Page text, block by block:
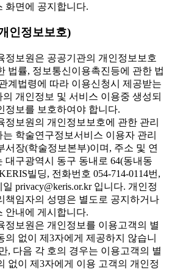
화면에 공지합니다.
인정보보호)
보원은 공공기관의 개인정보보호
법률, 정보통신이용촉진등에 관한 법
계법령에 따라 이용신청시 제공받는
의 개인정보 및 서비스 이용중 생성되
정보를 보호하여야 합니다.
보원의 개인정보보호에 관한 관리
는 학술연구정보서비스 이용자 관리
서장(학술정보본부)이며, 주소 및 연
대구광역시 동구 동내로 64(동내동
빌딩, 전화번호 054-714-0114번,
privacy@keris.or.kr 입니다. 개인정
책임자의 성명은 별도로 공지하거나
안내에 게시합니다.
보원은 개인정보를 이용고객의 별
의 없이 제3자에게 제공하지 않습니
, 다음 각 호의 경우는 이용고객의 별
없이 제3자에게 이용 고객의 개인정